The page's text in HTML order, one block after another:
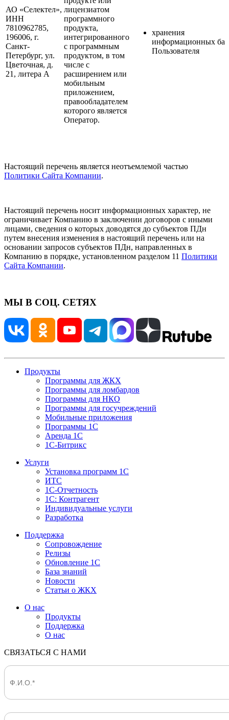
АО «Селектел»,
ИНН
7810962785,
196006, г.
Санкт-
Петербург, ул.
Цветочная, д.
21, литера А
лицензиатом
программного
продукта,
интегрированного
с программным
продуктом, в том
числе с
расширением или
мобильным
приложением,
правообладателем
которого является
Оператор.
хранения
информационных баз
Пользователя
Настоящий перечень является неотъемлемой частью
Политики Сайта Компании.
Настоящий перечень носит информационных характер, не
ограничивает Компанию в заключении договоров с иными
лицами, сведения о которых доводятся до субъектов ПДн
путем внесения изменения в настоящий перечень или на
основании запросов субъектов ПДн, направленных в
Компанию в порядке, установленном разделом 11 Политики
Сайта Компании.
МЫ В СОЦ. СЕТЯХ
Продукты
Программы для ЖКХ
Программы для ломбардов
Программы для НКО
Программы для госучреждений
Мобильные приложения
Программы 1С
Аренда 1С
1С-Битрикс
Услуги
Установка программ 1С
ИТС
1С-Отчетность
1С: Контрагент
Индивидуальные услуги
Разработка
Поддержка
Сопровождение
Релизы
Обновление 1С
База знаний
Новости
Статьи о ЖКХ
О нас
Продукты
Поддержка
О нас
СВЯЗАТЬСЯ С НАМИ